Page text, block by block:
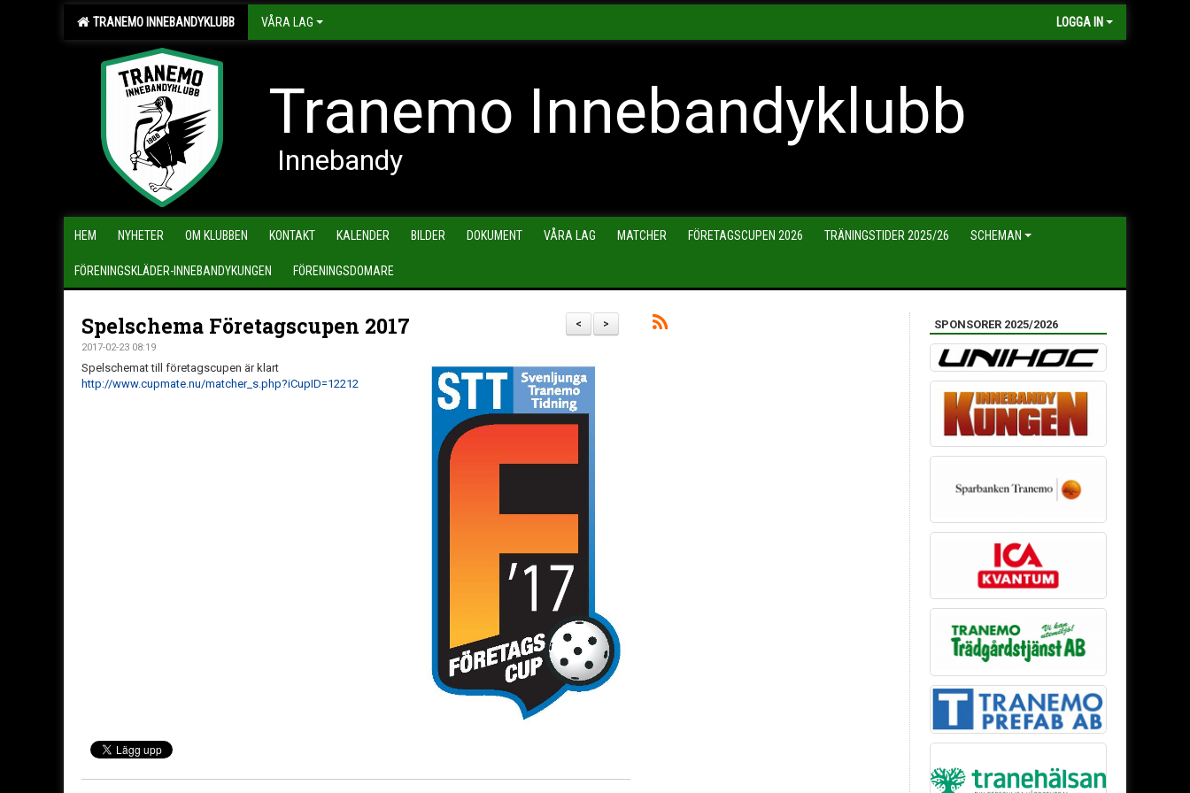
TRANEMO INNEBANDYKLUBB VÅRA LAG LOGGA IN
Tranemo Innebandyklubb
Innebandy
HEM NYHETER OM KLUBBEN KONTAKT KALENDER BILDER DOKUMENT VÅRA LAG MATCHER FÖRETAGSCUPEN 2026 TRÄNINGSTIDER 2025/26 SCHEMAN
FÖRENINGSKLÄDER-INNEBANDYKUNGEN FÖRENINGSDOMARE
>
<
Spelschema Företagscupen 2017
2017-02-23 08:19
Spelschemat till företagscupen är klart
http://www.cupmate.nu/matcher_s.php?iCupID=12212
SPONSORER 2025/2026